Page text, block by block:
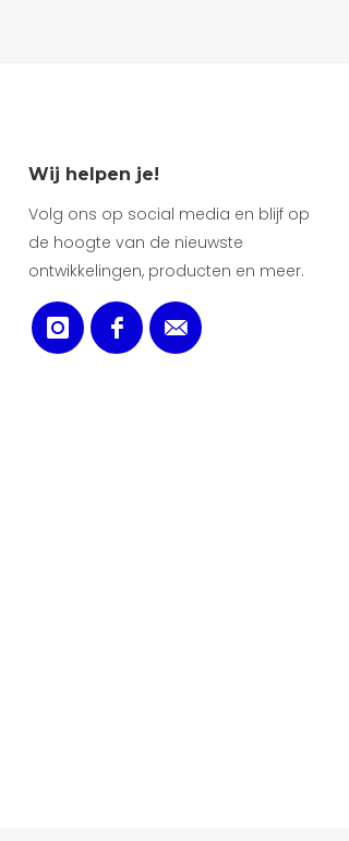
Wij helpen je!
Volg ons op social media en blijf op
de hoogte van de nieuwste
ontwikkelingen, producten en meer.